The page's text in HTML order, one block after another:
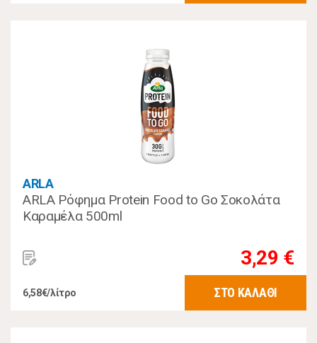
ARLA
ARLA Ρόφημα Protein Food to Go Σοκολάτα
Καραμέλα 500ml
3,29 €
6,58€/λίτρο ΣΤΟ ΚΑΛΑΘΙ